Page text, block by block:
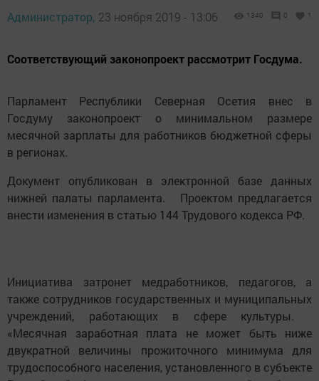
Администратор, 23 ноября 2019 - 13:06 1340 0 1
Соответствующий законопроект рассмотрит Госдума.
Парламент Республики Северная Осетия внес в
Госдуму законопроект о минимальном размере
месячной зарплаты для работников бюджетной сферы
в регионах.
Документ опубликован в электронной базе данных
нижней палаты парламента. Проектом предлагается
внести изменения в статью 144 Трудового кодекса РФ.
Инициатива затронет медработников, педагогов, а
также сотрудников государственных и муниципальных
учреждений, работающих в сфере культуры.
«Месячная заработная плата не может быть ниже
двукратной величины прожиточного минимума для
трудоспособного населения, установленного в субъекте